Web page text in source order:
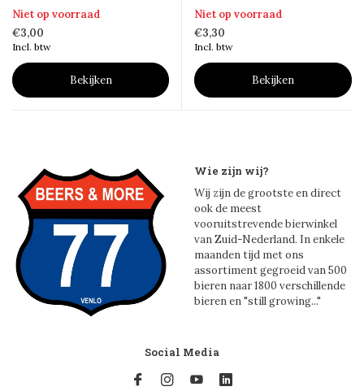
Niet op voorraad
€3,00
Incl. btw
Bekijken
Niet op voorraad
€3,30
Incl. btw
Bekijken
Wie zijn wij?
Wij zijn de grootste en direct
ook de meest
vooruitstrevende bierwinkel
van Zuid-Nederland. In enkele
maanden tijd met ons
assortiment gegroeid van 500
bieren naar 1800 verschillende
bieren en "still growing..."
Social Media